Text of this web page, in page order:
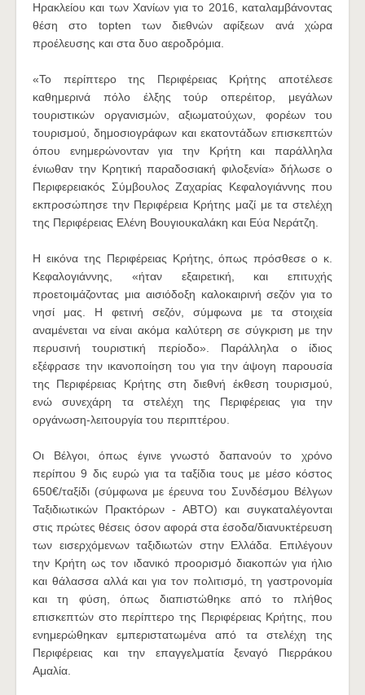
Ηρακλείου και των Χανίων για το 2016, καταλαμβάνοντας
θέση στο topten των διεθνών αφίξεων ανά χώρα
προέλευσης και στα δυο αεροδρόμια.
«Το περίπτερο της Περιφέρειας Κρήτης αποτέλεσε
καθημερινά πόλο έλξης τούρ οπερέιτορ, μεγάλων
τουριστικών οργανισμών, αξιωματούχων, φορέων του
τουρισμού, δημοσιογράφων και εκατοντάδων επισκεπτών
όπου ενημερώνονταν για την Κρήτη και παράλληλα
ένιωθαν την Κρητική παραδοσιακή φιλοξενία» δήλωσε ο
Περιφερειακός Σύμβουλος Ζαχαρίας Κεφαλογιάννης που
εκπροσώπησε την Περιφέρεια Κρήτης μαζί με τα στελέχη
της Περιφέρειας Ελένη Βουγιουκαλάκη και Εύα Νεράτζη.
Η εικόνα της Περιφέρειας Κρήτης, όπως πρόσθεσε ο κ.
Κεφαλογιάννης, «ήταν εξαιρετική, και επιτυχής
προετοιμάζοντας μια αισιόδοξη καλοκαιρινή σεζόν για το
νησί μας. Η φετινή σεζόν, σύμφωνα με τα στοιχεία
αναμένεται να είναι ακόμα καλύτερη σε σύγκριση με την
περυσινή τουριστική περίοδο». Παράλληλα ο ίδιος
εξέφρασε την ικανοποίηση του για την άψογη παρουσία
της Περιφέρειας Κρήτης στη διεθνή έκθεση τουρισμού,
ενώ συνεχάρη τα στελέχη της Περιφέρειας για την
οργάνωση-λειτουργία του περιπτέρου.
Οι Βέλγοι, όπως έγινε γνωστό δαπανούν το χρόνο
περίπου 9 δις ευρώ για τα ταξίδια τους με μέσο κόστος
650€/ταξίδι (σύμφωνα με έρευνα του Συνδέσμου Βέλγων
Ταξιδιωτικών Πρακτόρων - ABTO) και συγκαταλέγονται
στις πρώτες θέσεις όσον αφορά στα έσοδα/διανυκτέρευση
των εισερχόμενων ταξιδιωτών στην Ελλάδα. Επιλέγουν
την Κρήτη ως τον ιδανικό προορισμό διακοπών για ήλιο
και θάλασσα αλλά και για τον πολιτισμό, τη γαστρονομία
και τη φύση, όπως διαπιστώθηκε από το πλήθος
επισκεπτών στο περίπτερο της Περιφέρειας Κρήτης, που
ενημερώθηκαν εμπεριστατωμένα από τα στελέχη της
Περιφέρειας και την επαγγελματία ξεναγό Πιερράκου
Αμαλία.